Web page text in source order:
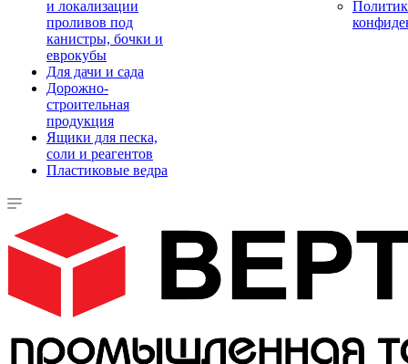
и локализации
проливов под
канистры, бочки и
еврокубы
Для дачи и сада
Дорожно-
строительная
продукция
Ящики для песка,
соли и реагентов
Пластиковые ведра